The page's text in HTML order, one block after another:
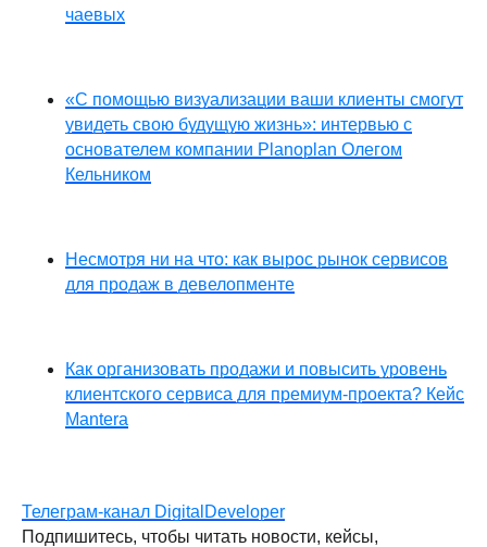
чаевых
«С помощью визуализации ваши клиенты смогут
увидеть свою будущую жизнь»: интервью с
основателем компании Planoplan Олегом
Кельником
Несмотря ни на что: как вырос рынок сервисов
для продаж в девелопменте
Как организовать продажи и повысить уровень
клиентского сервиса для премиум-проекта? Кейс
Mantera
Телеграм-канал DigitalDeveloper
Подпишитесь, чтобы читать новости, кейсы,